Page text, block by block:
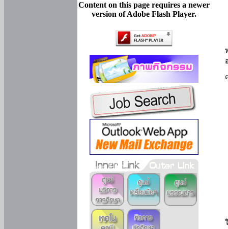
Content on this page requires a newer
version of Adobe Flash Player.